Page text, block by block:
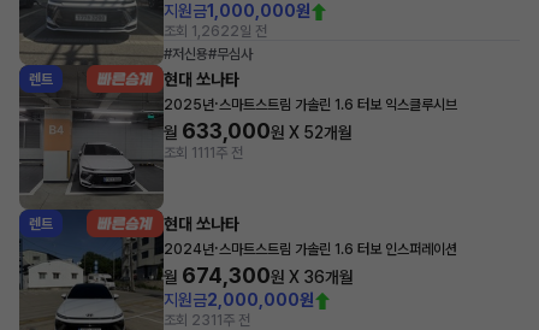
지원금1,000,000원
조회 1,2622일 전
#저신용#무심사
렌트
현대 쏘나타
2025년·스마트스트림 가솔린 1.6 터보 익스클루시브
월 633,000원 X 52개월
조회 111 1주 전
렌트 현대 쏘나타
2024년·스마트스트림 가솔린 1.6 터보 인스퍼레이션
월 674,300원 X 36개월
지원금2,000,000원
조회 231 1주 전